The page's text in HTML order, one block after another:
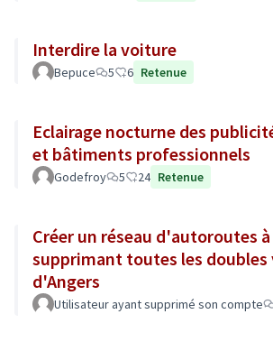
Interdire la voiture
Bepuce 5 6 Retenue
Eclairage nocturne des
et bâtiments professionnels
Godefroy 5 24 Retenue
Créer un réseau d'autoroutes
supprimant toutes les doubles
d'Angers
Utilisateur ayant supprimé son compte